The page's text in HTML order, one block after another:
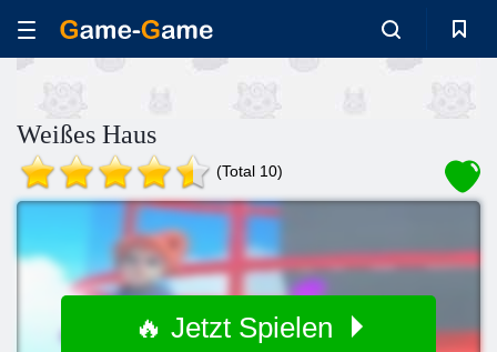
Weißes Haus
(Total 10)
🔥 Jetzt Spielen